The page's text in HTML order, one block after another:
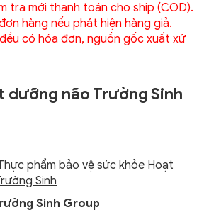
tra mới thanh toán cho ship (COD).
hàng nếu phát hiện hàng giả.
có hóa đơn, nguồn gốc xuất xứ
dưỡng não Trường Sinh
phẩm bảo vệ sức khỏe Hoạt
Sinh
Sinh Group